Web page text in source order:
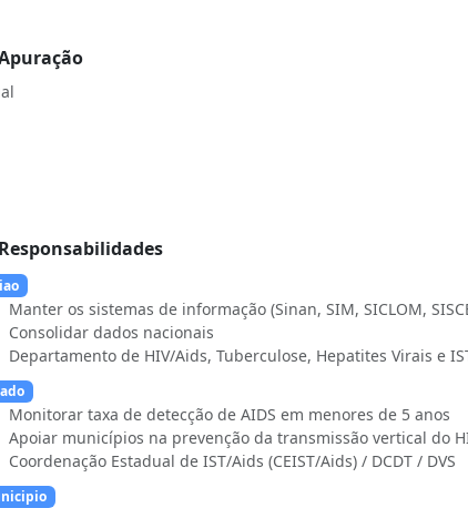
Responsabilidades
Manter os sistemas de informação (Sinan, SIM, SICLOM,
Consolidar dados nacionais
Departamento de HIV/Aids, Tuberculose, Hepatites Virais e
Monitorar taxa de detecção de AIDS em menores de 5 anos
Apoiar municípios na prevenção da transmissão vertical do
Coordenação Estadual de IST/Aids (CEIST/Aids) / DCDT / DVS